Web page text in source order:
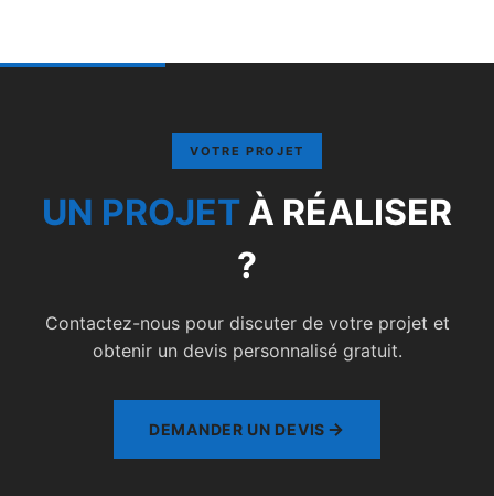
VOTRE PROJET
UN PROJET À RÉALISER
?
Contactez-nous pour discuter de votre projet et
obtenir un devis personnalisé gratuit.
DEMANDER UN DEVIS